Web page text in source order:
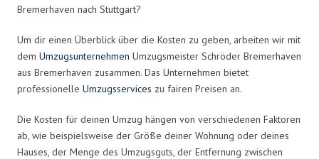
Bremerhaven nach Stuttgart?
Um dir einen Überblick über die Kosten zu geben, arbeiten wir mit
dem Umzugsunternehmen Umzugsmeister Schröder Bremerhaven
aus Bremerhaven zusammen. Das Unternehmen bietet
professionelle Umzugsservices zu fairen Preisen an.
Die Kosten für deinen Umzug hängen von verschiedenen Faktoren
ab, wie beispielsweise der Größe deiner Wohnung oder deines
Hauses, der Menge des Umzugsguts, der Entfernung zwischen